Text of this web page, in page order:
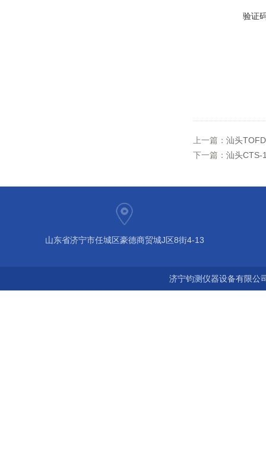
验证
上一篇： 汕头
下一篇： 汕头CTS-
山东省济宁市任城区豪德商贸城J区8街4-13
济宁钧测仪器设备有限